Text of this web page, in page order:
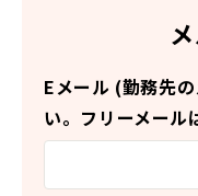
Eメール (勤務先
い。フリーメール